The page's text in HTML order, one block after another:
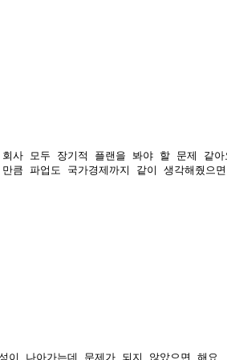
회사 모두 장기적 플랜을 봐야 할 문제 같
큼 파업도 국가경제까지 같이 생각해줬으
이 나아가는데 문제가 되지 않았으면 해요